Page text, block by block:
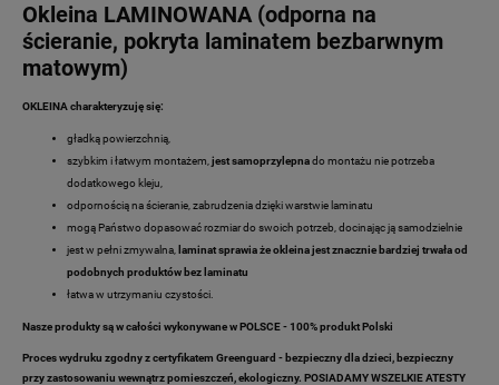
Okleina LAMINOWANA (odporna na
ścieranie, pokryta laminatem bezbarwnym
matowym)
OKLEINA charakteryzuję się:
gładką powierzchnią,
szybkim i łatwym montażem, jest samoprzylepnado montażu nie potrzeba
dodatkowego kleju,
odpornością na ścieranie, zabrudzenia dzięki warstwie laminatu
mogą Państwo dopasować rozmiar do swoich potrzeb, docinając ją samodzielnie
jest w pełni zmywalna,
laminat sprawia że okleina jest znacznie bardziej trwała od
podobnych produktów bez laminatu
łatwa w utrzymaniu czystości.
Nasze produkty są w całości wykonywane w POLSCE - 100% produkt Polski
Proces wydruku zgodny z certyfikatem Greenguard - bezpieczny dla dzieci, bezpieczny
przy zastosowaniu wewnątrz pomieszczeń, ekologiczny. POSIADAMY WSZELKIE ATESTY